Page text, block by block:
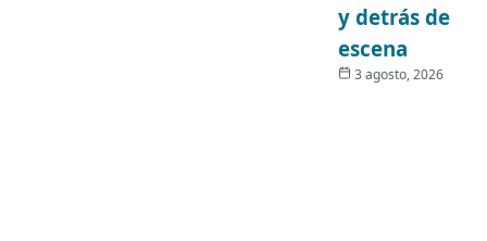
y detrás de
escena
3 agosto, 2026